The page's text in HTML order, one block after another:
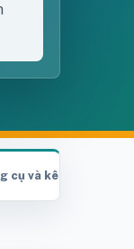
cụ và kênh liên quan